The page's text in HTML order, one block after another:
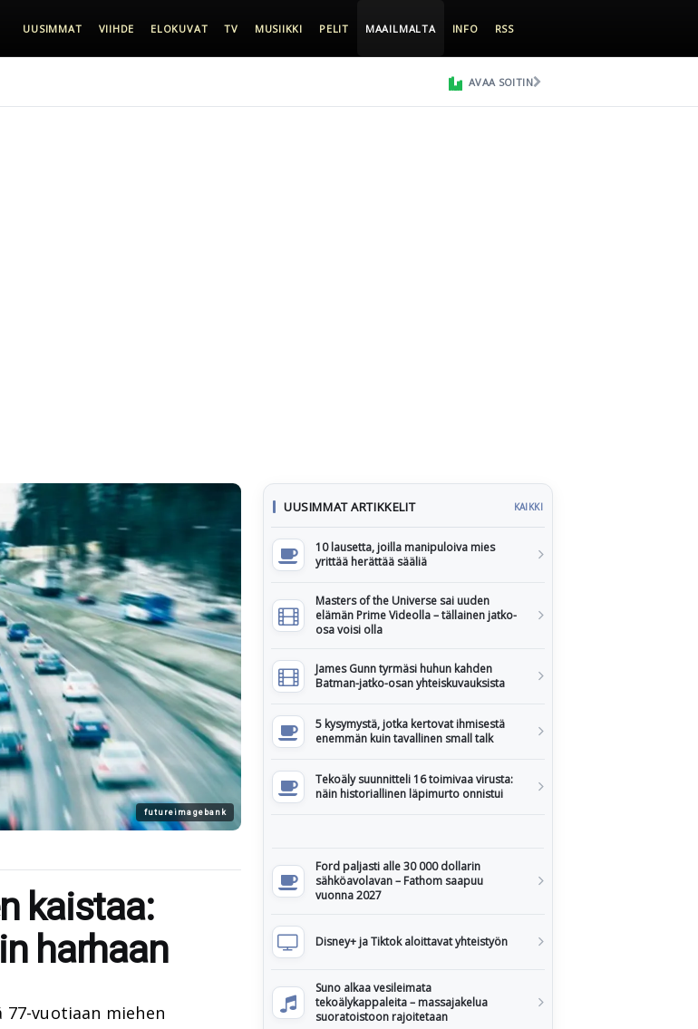
UUSIMMAT VIIHDE ELOKUVAT TV MUSIIKKI PELIT MAAILMALTA INFO RSS
AVAA SOITIN
futureimagebank
kaistaa:
harhaan
vuotiaan miehen
UUSIMMAT ARTIKKELIT KAIKKI
10 lausetta, joilla manipuloiva mies
yrittää herättää sääliä
Masters of the Universe sai uuden
elämän Prime Videolla – tällainen jatko-
osa voisi olla
James Gunn tyrmäsi huhun kahden
Batman-jatko-osan yhteiskuvauksista
5 kysymystä, jotka kertovat ihmisestä
enemmän kuin tavallinen small talk
Tekoäly suunnitteli 16 toimivaa virusta:
näin historiallinen läpimurto onnistui
Ford paljasti alle 30 000 dollarin
sähköavolavan – Fathom saapuu
vuonna 2027
Disney+ ja Tiktok aloittavat yhteistyön
Suno alkaa vesileimata
tekoälykappaleita – massajakelua
suoratoistoon rajoitetaan